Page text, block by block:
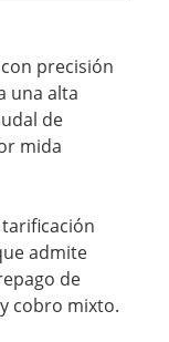
precisión
una alta
de
mida
admite
de
cobro mixto.